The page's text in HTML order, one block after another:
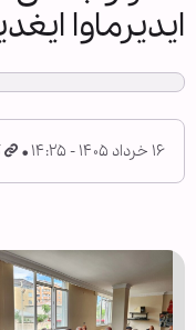
ایدیرماوا
۱۶ خرداد ۱۴۰۵ - ۱۴:۲۵